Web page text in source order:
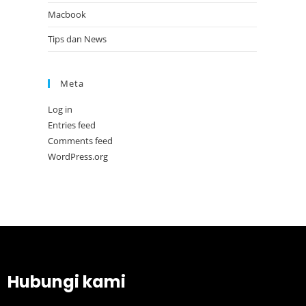
Macbook
Tips dan News
Meta
Log in
Entries feed
Comments feed
WordPress.org
Hubungi kami